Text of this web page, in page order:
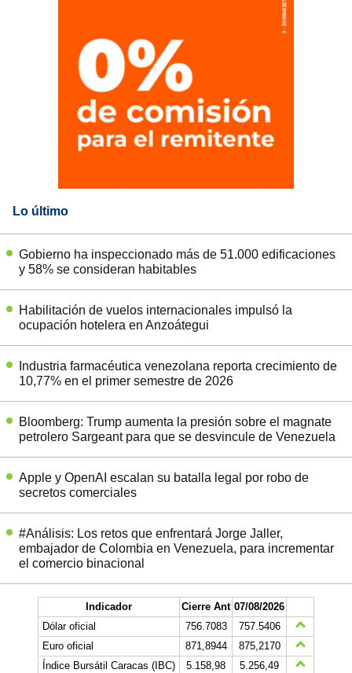
Lo último
Gobierno ha inspeccionado más de 51.000 edificaciones
y 58% se consideran habitables
Habilitación de vuelos internacionales impulsó la
ocupación hotelera en Anzoátegui
Industria farmacéutica venezolana reporta crecimiento de
10,77% en el primer semestre de 2026
Bloomberg: Trump aumenta la presión sobre el magnate
petrolero Sargeant para que se desvincule de Venezuela
Apple y OpenAI escalan su batalla legal por robo de
secretos comerciales
#Análisis: Los retos que enfrentará Jorge Jaller,
embajador de Colombia en Venezuela, para incrementar
el comercio binacional
Indicador Cierre Ant 07/08/2026
Dólar oficial
756.7083
757.5406
Euro oficial
871,8944
875,2170
Índice Bursátil Caracas (IBC)
5.158,98
5.256,49